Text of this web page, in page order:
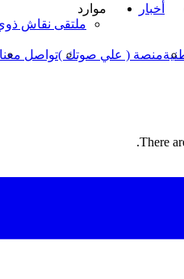
أخبار
موارد
ملتقى نقاش ذوي
منصة ( علي صوتك )تواصل معنا
There